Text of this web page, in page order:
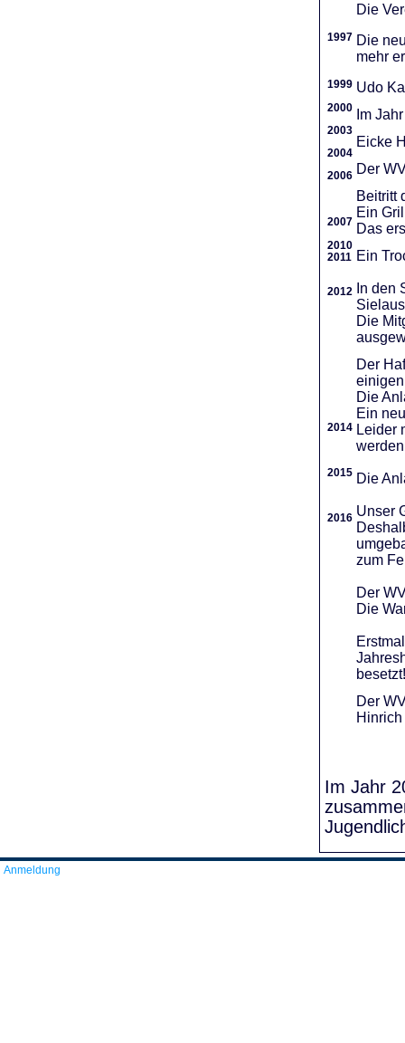
Die
1997 Die
mehr
1999
2000
2003
2004
2006
2007
2010
2011
2012
2014
2015
2016
Udo
Im
Eicke
Der
Beitritt
Ein
Das
Ein
In den
Die
Der
Die
Ein
Leider
Die
Unser
zum
Der
Die
besetzt!
Der
Im Jahr
Anmeldung